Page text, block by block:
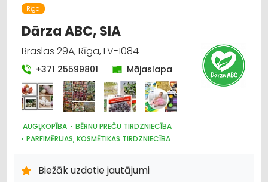
Rīga
Dārza ABC, SIA
Braslas 29A, Rīga, LV-1084
+371 25599801 Mājaslapa
AUGĻKOPĪBA
BĒRNU PREČU TIRDZNIECĪBA
PARFIMĒRIJAS, KOSMĒTIKAS TIRDZNIECĪBA
HIGIĒNAS PRECES
ZOOPRECES, DZĪVNIEKU KOPŠANA UN APRŪPE
Biežāk uzdotie jautājumi